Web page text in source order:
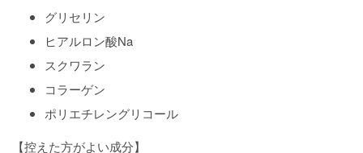
グリセリン
ヒアルロン酸Na
スクワラン
コラーゲン
ポリエチレングリコール
【控えた方がよい成分】